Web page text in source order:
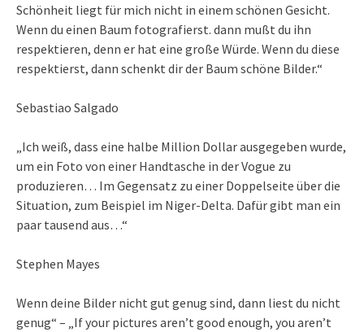
Schönheit liegt für mich nicht in einem schönen Gesicht.
Wenn du einen Baum fotografierst. dann mußt du ihn
respektieren, denn er hat eine große Würde. Wenn du diese
respektierst, dann schenkt dir der Baum schöne Bilder.“
Sebastiao Salgado
„Ich weiß, dass eine halbe Million Dollar ausgegeben wurde,
um ein Foto von einer Handtasche in der Vogue zu
produzieren… Im Gegensatz zu einer Doppelseite über die
Situation, zum Beispiel im Niger-Delta. Dafür gibt man ein
paar tausend aus…“
Stephen Mayes
Wenn deine Bilder nicht gut genug sind, dann liest du nicht
genug“ – „If your pictures aren’t good enough, you aren’t